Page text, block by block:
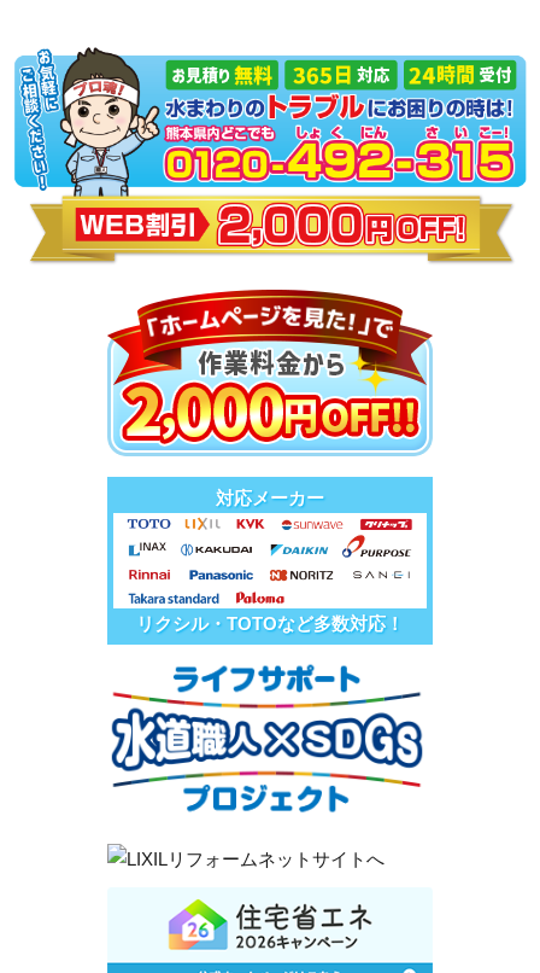
対応メーカー
リクシル・TOTOなど多数対応！